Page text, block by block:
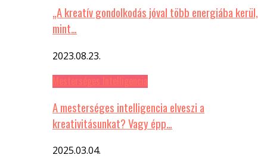
„A kreatív gondolkodás jóval több energiába kerül,
mint…
2023.08.23.
A mesterséges intelligencia elveszi a
kreativitásunkat? Vagy épp…
2025.03.04.